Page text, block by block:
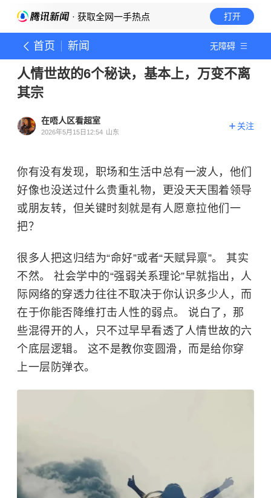
· 获取全网一手热点 打开
首页 新闻 无障碍
人情世故的6个秘诀，基本上，万变不离
其宗
在唔人区看超室
2026年5月15日12:54 山东
关注
你有没有发现，职场和生活中总有一波人，他们
好像也没送过什么贵重礼物，更没天天围着领导
或朋友转，但关键时刻就是有人愿意拉他们一
把？
很多人把这归结为“命好”或者“天赋异禀”。 其实
不然。 社会学中的“强弱关系理论”早就指出，人
际网络的穿透力往往不取决于你认识多少人，而
在于你能否降维打击人性的弱点。 说白了，那
些混得开的人，只不过早早看透了人情世故的六
个底层逻辑。 这不是教你变圆滑，而是给你穿
上一层防弹衣。